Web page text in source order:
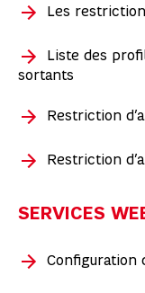
Les
Liste des
sortants
Restriction
Restriction
SERVICES
Configuration